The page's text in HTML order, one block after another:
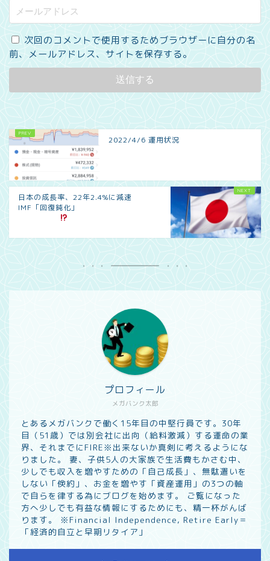
次回のコメントで使用するためブラウザーに自分の名
前、メールアドレス、サイトを保存する。
2022/4/6 運用状況
日本の成長率、22年2.4%に減速
IMF「回復鈍化」
メガバンク太郎
プロフィール
とあるメガバンクで働く15年目の中堅行員です。30年
目（51歳）では別会社に出向（給料激減）する運命の業
界、それまでにFIRE※出来ないか真剣に考えるようにな
りました。 妻、子供5人の大家族で生活費もかさむ中、
少しでも収入を増やすための「自己成長」、無駄遣いを
しない「倹約」、お金を増やす「資産運用」の3つの軸
で自らを律する為にブログを始めます。 ご覧になった
方へ少しでも有益な情報にするためにも、精一杯がんば
ります。 ※Financial Independence, Retire Early＝
「経済的自立と早期リタイア」